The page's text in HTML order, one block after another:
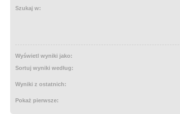
Szukaj w:
Wyświetl wyniki jako:
Sortuj wyniki według:
Wyniki z ostatnich:
Pokaż pierwsze: